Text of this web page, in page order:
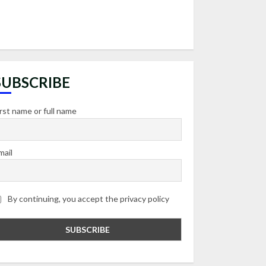
name or full name
By continuing, you accept the privacy policy